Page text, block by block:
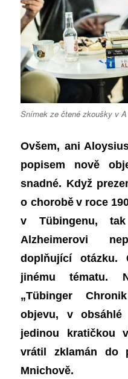
Snímek ze čtené zkoušky v
Ovšem, ani
popisem nově
snadné. Když
o chorobě v roce
v Tübingenu,
Alzheimerovi
doplňující otázku.
jinému tématu.
„Tübinger
objevu, v obsáhlé
jedinou kratičkou
vrátilzklamán do
Mnichově.